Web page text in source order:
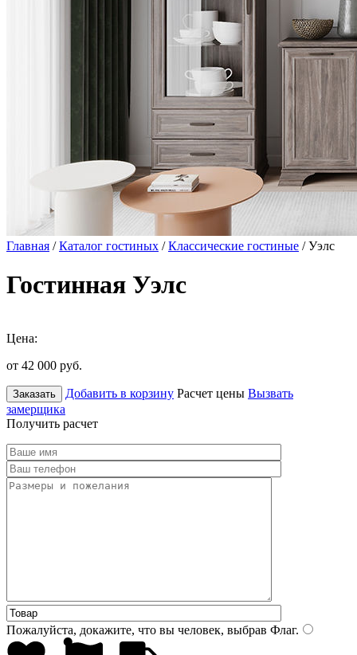
Главная /Каталог гостиных /Классические гостиные / Уэлс
Гостинная Уэлс
Цена:
от 42 000 руб.
Заказать Добавить в корзину Расчет цены Вызвать
замерщика
Получить расчет
Пожалуйста, докажите, что вы человек, выбрав Флаг.